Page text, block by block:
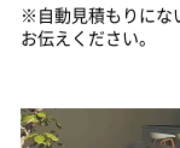
※自動見積もりにな
お伝えください。